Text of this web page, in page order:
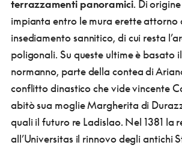
terrazzamenti panoramici. Di
impianta entro le mura erette attorno
insediamento sannitico, di cui resta
poligonali. Su queste ultime è basato
normanno, parte della contea di
conflitto dinastico che vide vincente
abitò sua moglie Margherita di
quali il futuro re Ladislao. Nel 1381 la
all’Universitas il rinnovo degli antichi